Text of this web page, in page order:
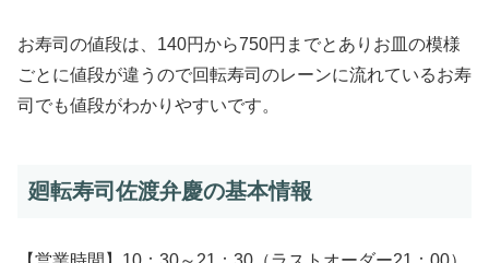
お寿司の値段は、140円から750円までとありお皿の模様
ごとに値段が違うので回転寿司のレーンに流れているお寿
司でも値段がわかりやすいです。
廻転寿司佐渡弁慶の基本情報